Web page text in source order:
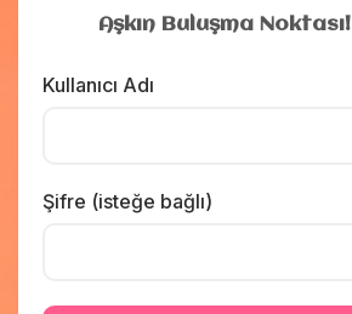
Aşkın Buluşma Noktası!
Kullanıcı Adı
Şifre (isteğe bağlı)